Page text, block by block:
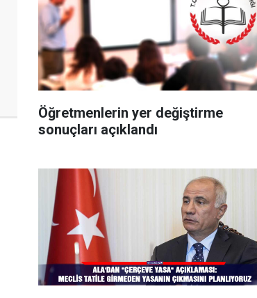
Öğretmenlerin yer değiştirme
sonuçları açıklandı